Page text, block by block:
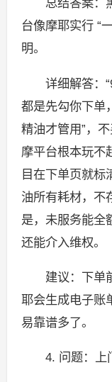
总结答案：黑
台像摩耶实行 “
明。
详细解答：
都是先勾你下单
精油才管用”，
摩平台根本玩不
目在下单页就标
油所有耗材，不
是，未服务能全
还能介入维权。
建议：下单前
耶会生成电子账
易靠谱多了。
4. 问题：上门